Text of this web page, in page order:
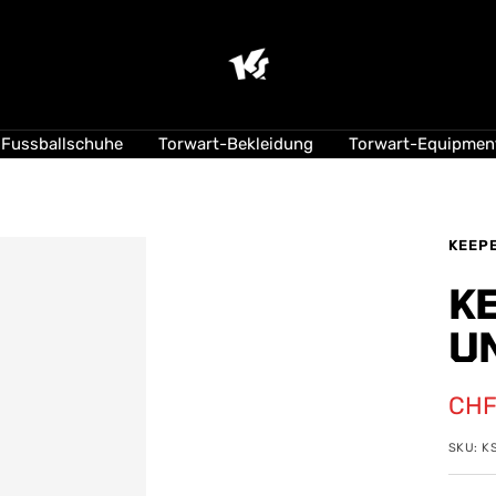
Suisse
Fussballschuhe Torwart-Bekleidung Torwart-
SKU: